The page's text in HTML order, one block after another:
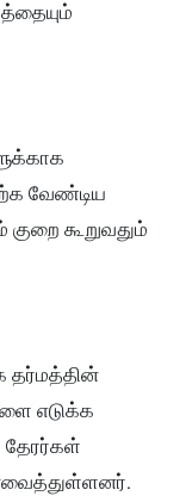
வேண்டிய
கூறுவதும்
தர்மத்தின்
எடுக்க